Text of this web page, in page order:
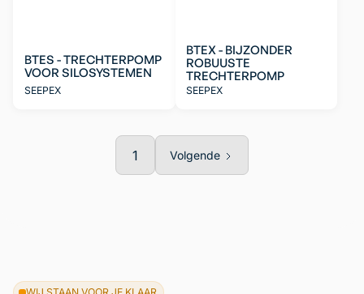
BTES - TRECHTERPOMP
VOOR SILOSYSTEMEN
SEEPEX
BTEX - BIJZONDER
ROBUUSTE
TRECHTERPOMP
SEEPEX
1 Volgende